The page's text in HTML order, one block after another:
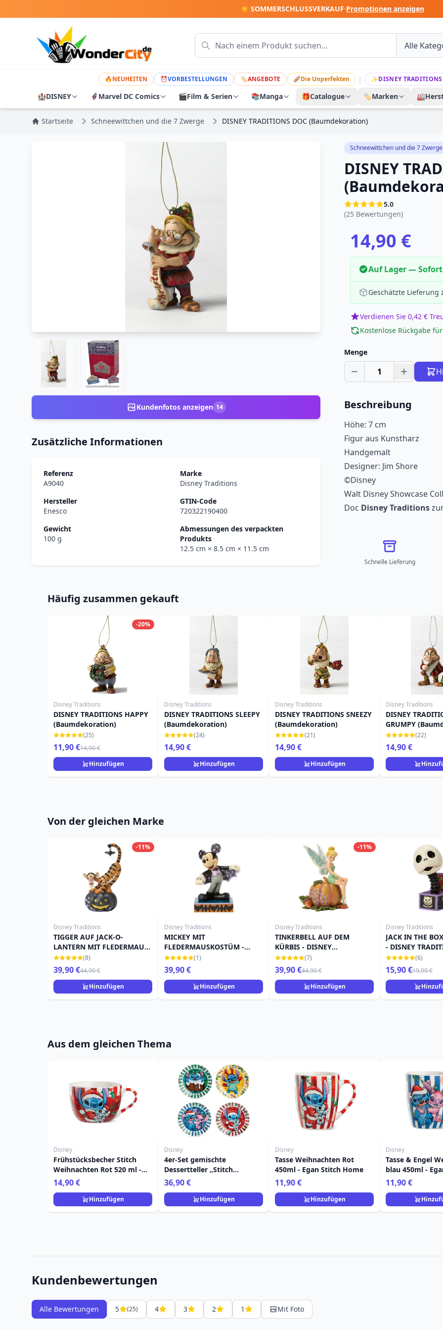
☀️ SOMMERSCHLUSSVERKAUF·Promotionen anzeigen
🔥NEUHEITEN ⏰VORBESTELLUNGEN 🏷ANGEBOTE 🩹Die Unperfekten | ✨DISNEY TRADITIONS
🏰DISNEY 🦸 Marvel DC Comics 🎬Film & Serien 📚Manga 🎁Catalogue 🏷️Marken 🏭
Startseite Schneewittchen und die 7 Zwerge DISNEY TRADITIONS DOC (Baumdekoration)
Kundenfotos anzeigen 14
Zusätzliche Informationen
Referenz
A9040
Marke
Disney Traditions
Hersteller
Enesco
GTIN-Code
720322190400
Gewicht
100 g
Abmessungen des verpackten
Produkts
12.5 cm × 8.5 cm × 11.5 cm
Schneewittchen und die 7 Zwerge
DISNEY
5.0
(25 Bewertungen)
14,90 €
Auf Lager —
Geschätzte Lieferung
Verdienen Sie 0,42 €
Kostenlose Rückgabe
Menge
1
Beschreibung
Höhe: 7 cm
Figur aus Kunstharz
Handgemalt
Designer: Jim Shore
©Disney
Walt Disney Showcase
Doc Disney Traditions
Schnelle Lieferung
Häufig zusammen gekauft
-20%
Disney Traditions
DISNEY TRADITIONS HAPPY
(Baumdekoration)
(25)
11,90 €14,90 €
Hinzufügen
Disney Traditions
DISNEY TRADITIONS SLEEPY
(Baumdekoration)
(24)
14,90 €
Hinzufügen
Disney Traditions
DISNEY TRADITIONS SNEEZY
(Baumdekoration)
(21)
14,90 €
Hinzufügen
Disney Traditions
DISNEY
GRUMPY
(22)
14,90 €
Von der gleichen Marke
-11%
Disney Traditions
TIGGER AUF JACK-O-
LANTERN MIT FLEDERMAUS
- DISNEY TRADITIONS
(8)
39,90 €44,90 €
Hinzufügen
Disney Traditions
MICKEY MIT
FLEDERMAUSKOSTÜM -
DISNEY TRADITIONS
(1)
39,90 €
Hinzufügen
-11%
Disney Traditions
TINKERBELL AUF DEM
KÜRBIS - DISNEY
TRADITIONS
(7)
39,90 €44,90 €
Hinzufügen
Disney Traditions
JACK IN THE
- DISNEY
(6)
15,90 €19,90 €
Aus dem gleichen Thema
Disney
Frühstücksbecher Stitch
Weihnachten Rot 520 ml -
Egan Disney Home
14,90 €
Hinzufügen
Disney
4er-Set gemischte
Dessertteller „Stitch
Weihnachten“ – Egan Disney
Home
36,90 €
Hinzufügen
Disney
Tasse Weihnachten Rot
450ml - Egan Stitch Home
11,90 €
Hinzufügen
Disney
Tasse & Engel
blau 450ml -
Home
11,90 €
Kundenbewertungen
Alle Bewertungen 5 (25) 4 3 2 1 Mit Foto